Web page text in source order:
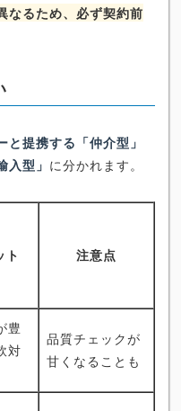
なるため、必ず契約前
と提携する「仲介型」
型」 に分かれます。
ト 注意点
豊
対
品質チェックが
甘くなることも